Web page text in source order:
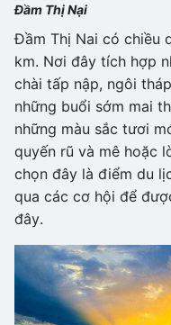
Đầm Thị Nại
Đầm Thị Nai có chiều
km. Nơi đây tích hợp
chài tấp nập, ngôi
những buổi sớm mai
những màu sắc tươi
quyến rũ và mê hoặc
chọn đây là điểm du
qua các cơ hội để
đây.